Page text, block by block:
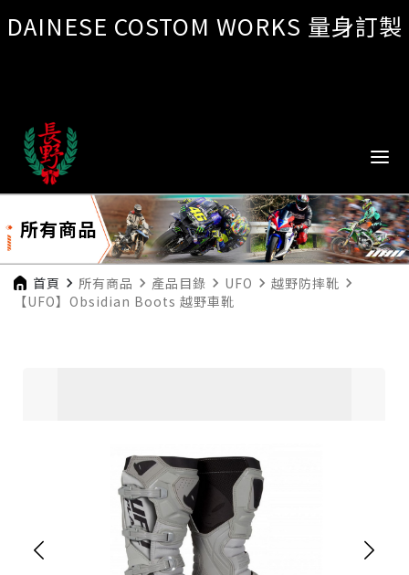
DAINESE COSTOM WORKS 量身訂製
所有商品
首頁 navigate_next 所有商品 navigate_next 產品目錄 navigate_next UFO navigate_next 越野防摔靴 navigate_next
【UFO】Obsidian Boots 越野車靴